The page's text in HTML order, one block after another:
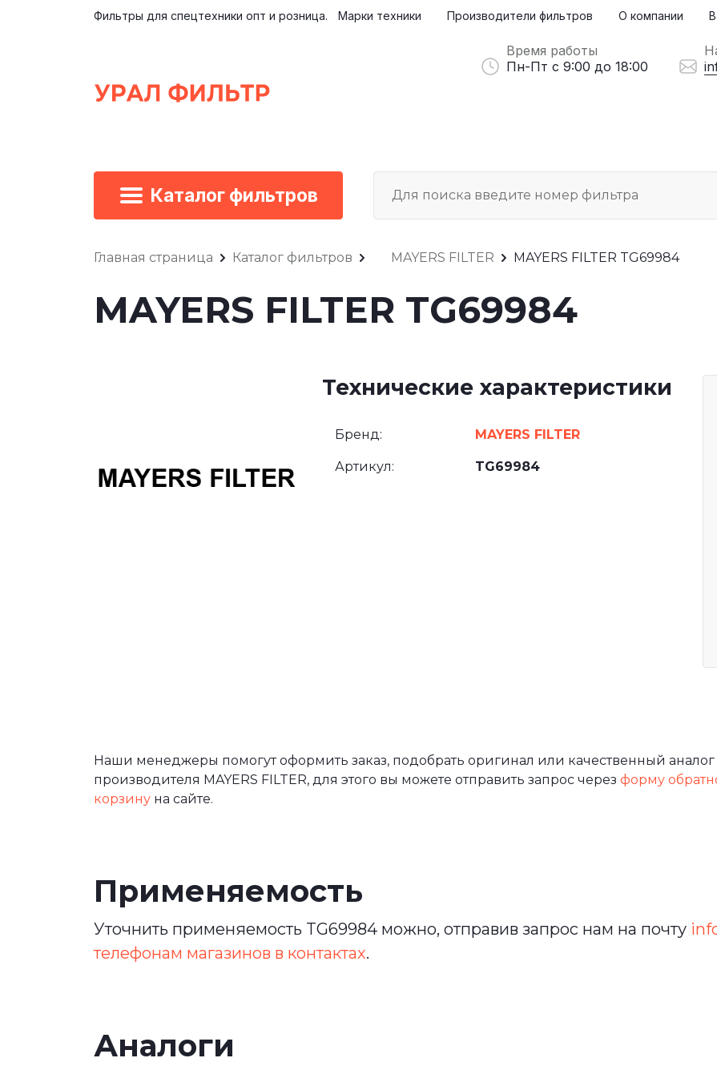
Каталог фильтров
Фильтры для спецтехники опт и розница. Марки техники Производители фильтров О компании
Время работы
Пн-Пт с 9:00 до 18:00
Главная страница Каталог фильтров MAYERS FILTER MAYERS FILTER TG69984
MAYERS FILTER TG69984
Технические характеристики
Бренд: MAYERS FILTER
Артикул: TG69984
Наши менеджеры помогут оформить заказ, подобрать оригинал или качественный
производителя MAYERS FILTER, для этого вы можете отправить запрос через форму
корзину на сайте.
Применяемость
Уточнить применяемость TG69984 можно, отправив запрос нам на почту
телефонам магазинов в контактах.
Аналоги